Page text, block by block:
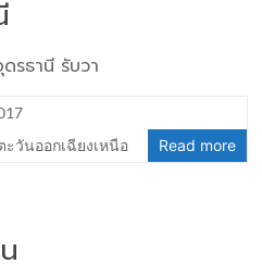
รธานี รับวา
วันออกเฉียงเหนือ Read more